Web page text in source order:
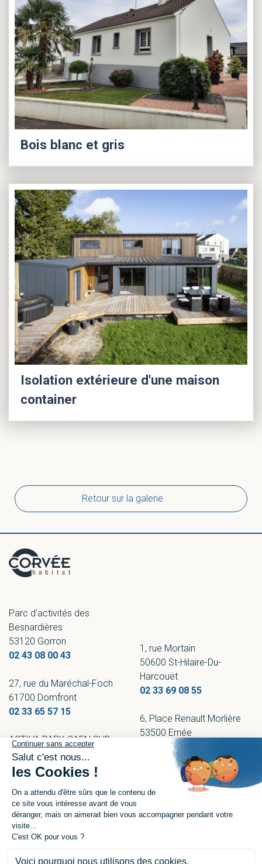
Bois blanc et gris
Isolation extérieure d'une maison
container
Retour sur la galerie
Parc d'activités des
Besnardières
53120 Gorron
02 43 08 00 43
27, rue du Maréchal-Foch
61700 Domfront
02 33 65 57 15
ACTIVA PARK CAEN SUD
Allée de Cindais
14320 Saint André sur Orne
1, rue Mortain
50600 St-Hilaire-Du-
Harcouët
02 33 69 08 55
6, Place Renault Morlière
53500 Ernée
02 43 08 00 13
Nous contacter